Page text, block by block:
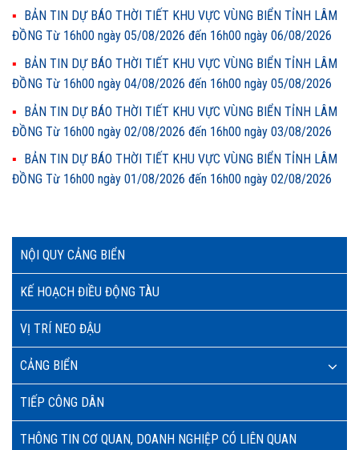
NỘI QUY CẢNG BIỂN
KẾ HOẠCH ĐIỀU ĐỘNG TÀU
VỊ TRÍ NEO ĐẬU
CẢNG BIỂN
TIẾP CÔNG DÂN
THÔNG TIN CƠ QUAN, DOANH NGHIỆP CÓ LIÊN QUAN
BẢN TIN DỰ BÁO THỜI TIẾT KHU VỰC VÙNG BIỂN TỈNH LÂM
ĐỒNG Từ 16h00 ngày 05/08/2026 đến 16h00 ngày 06/08/2026
BẢN TIN DỰ BÁO THỜI TIẾT KHU VỰC VÙNG BIỂN TỈNH LÂM
ĐỒNG Từ 16h00 ngày 04/08/2026 đến 16h00 ngày 05/08/2026
BẢN TIN DỰ BÁO THỜI TIẾT KHU VỰC VÙNG BIỂN TỈNH LÂM
ĐỒNG Từ 16h00 ngày 02/08/2026 đến 16h00 ngày 03/08/2026
BẢN TIN DỰ BÁO THỜI TIẾT KHU VỰC VÙNG BIỂN TỈNH LÂM
ĐỒNG Từ 16h00 ngày 01/08/2026 đến 16h00 ngày 02/08/2026